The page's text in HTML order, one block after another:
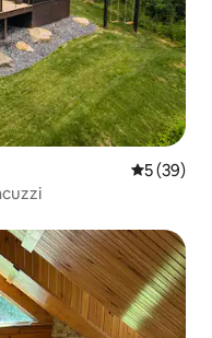
5 (39)
appréciés